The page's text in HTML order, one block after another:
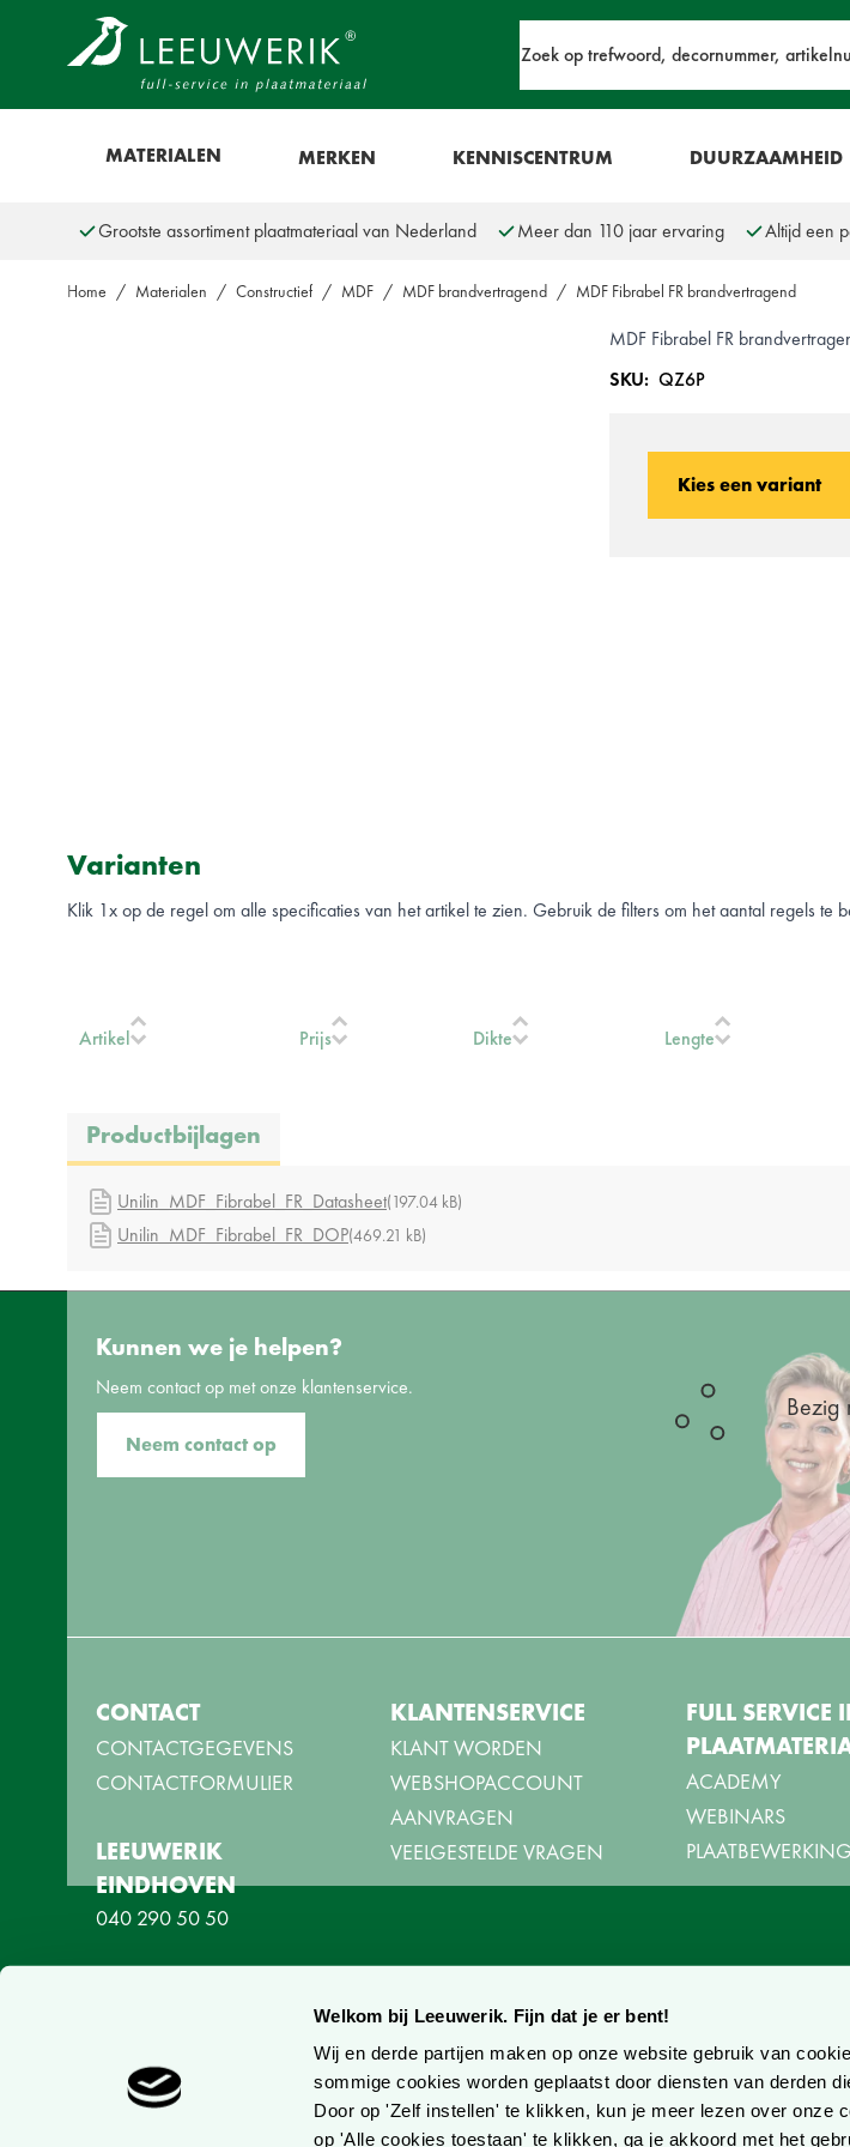
Welkom bij Leeuwerik. Fijn dat je er bent!
Wij en derde partijen maken op onze website gebruik van
sommige cookies worden geplaatst door diensten van derden
Door op 'Zelf instellen' te klikken, kun je meer lezen over onze
op 'Alle cookies toestaan' te klikken, ga je akkoord met het
Ga naar de inhoud
MATERIALEN
MERKEN
KENNISCENTRUM DUURZAAMHEID
Grootste assortiment plaatmateriaal van Nederland Meer dan 110 jaar ervaring Altijd een
Home / Materialen / Constructief / MDF / MDF brandvertragend / MDF Fibrabel FR brandvertragend
MDF Fibrabel FR
SKU: QZ6P
Kies een variant
Varianten
Klik 1x op de regel om alle specificaties van het artikel te zien. Gebruik de filters om het aantal regels te
Bezig
Artikel Prijs Dikte Lengte
Productbijlagen
Unilin_MDF_Fibrabel_FR_Datasheet(197.04 kB)
Unilin_MDF_Fibrabel_FR_DOP(469.21 kB)
Kunnen we je helpen?
Neem contact op met onze klantenservice.
Neem contact op
CONTACT
CONTACTGEGEVENS
CONTACTFORMULIER
LEEUWERIK
EINDHOVEN
040 290 50 50
KLANTENSERVICE
KLANT WORDEN
WEBSHOPACCOUNT
AANVRAGEN
VEELGESTELDE VRAGEN
FULL SERVICE
ACADEMY
WEBINARS